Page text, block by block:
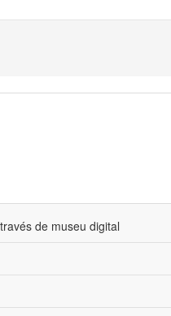
de museu digital